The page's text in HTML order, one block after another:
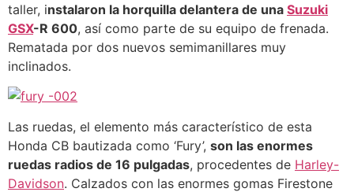
taller, instalaron la horquilla delantera de una Suzuki
GSX-R 600, así como parte de su equipo de frenada.
Rematada por dos nuevos semimanillares muy
inclinados.
Las ruedas, el elemento más característico de esta
Honda CB bautizada como ‘Fury’, son las enormes
ruedas radios de 16 pulgadas, procedentes de Harley-
Davidson. Calzados con las enormes gomas Firestone